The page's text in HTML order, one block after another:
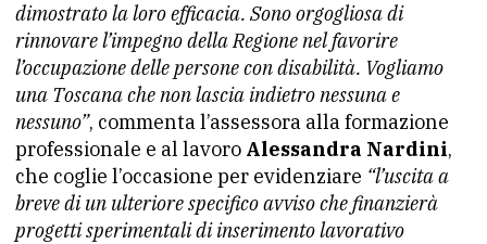
dimostrato la loro efficacia. Sono orgogliosa di
rinnovare l’impegno della Regione nel favorire
l’occupazione delle persone con disabilità. Vogliamo
una Toscana che non lascia indietro nessuna e
nessuno”, commenta l’assessora alla formazione
professionale e al lavoro Alessandra Nardini,
che coglie l’occasione per evidenziare “l’uscita a
breve di un ulteriore specifico avviso che finanzierà
progetti sperimentali di inserimento lavorativo